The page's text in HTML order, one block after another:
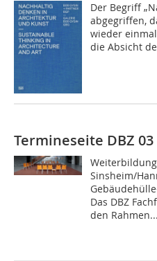
Der Begriff
abgegriffen,
wieder
die Absicht
Termineseite DBZ 03
Sinsheim/
Das DBZ
den Rahmen...